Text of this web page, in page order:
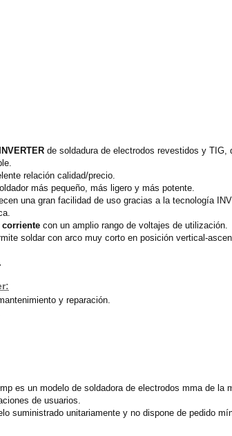
INVERTER de soldadura de electrodos revestidos y
relación calidad/precio.
más pequeño, más ligero y más potente.
una gran facilidad de uso gracias a la tecnología
corriente con un amplio rango de voltajes de utilización.
soldar con arco muy corto en posición vertical-
y reparación.
es un modelo de soldadora de electrodos mma de la
de usuarios.
suministrado unitariamente y no dispone de pedido